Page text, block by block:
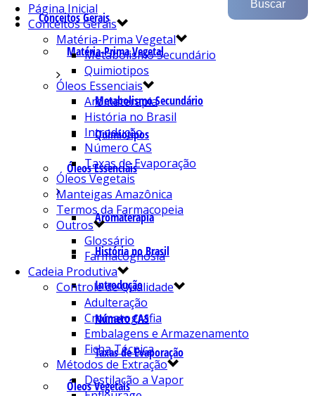
Conceitos Gerais
Matéria-Prima Vegetal
Metabolismo Secundário
Quimiotipos
Óleos Essenciais
Aromaterapia
História no Brasil
Introdução
Número CAS
Taxas de Evaporação
Óleos Vegetais
Página Inicial
Conceitos Gerais
Matéria-Prima Vegetal
Metabolismo Secundário
Quimiotipos
Óleos Essenciais
Aromaterapia
História no Brasil
Introdução
Número CAS
Taxas de Evaporação
Óleos Vegetais
Manteigas Amazônica
Termos da Farmacopeia
Outros
Glossário
Farmacognosia
Cadeia Produtiva
Controle de Qualidade
Adulteração
Cromatografia
Embalagens e Armazenamento
Ficha Técnica
Métodos de Extração
Destilação a Vapor